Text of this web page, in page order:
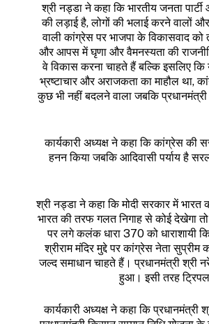
श्री नड्डा ने कहा कि भारतीय जनता
की लड़ाई है, लोगों की भलाई करने वालों
वाली कांग्रेस पर भाजपा के विकासवाद को
और आपस में घृणा और वैमनस्यता की
वे विकास करना चाहते हैं बल्कि इसलिए
भ्रष्टाचार और अराजकता का माहौल था,
कुछ भी नहीं बदलने वाला जबकि
कार्यकारी अध्यक्ष ने कहा कि कांग्रेस की
हनन किया जबकि आदिवासी पर्याय है
श्री नड्डा ने कहा कि मोदी सरकार में
भारत की तरफ गलत निगाह से कोई देखेगा
पर लगे कलंक धारा 370 को धाराशायी
श्रीराम मंदिर मुद्दे पर कांग्रेस नेता
जल्द समाधान चाहते हैं। प्रधानमंत्री श्री
हुआ। इसी तरह
कार्यकारी अध्यक्ष ने कहा कि